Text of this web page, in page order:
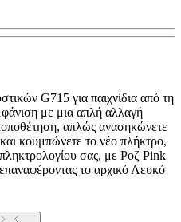
G715 για παιχνίδια από τη
με μια απλή αλλαγή
απλώς ανασηκώνετε
κουμπώνετε το νέο πλήκτρο,
σας, με Ροζ Pink
το αρχικό Λευκό